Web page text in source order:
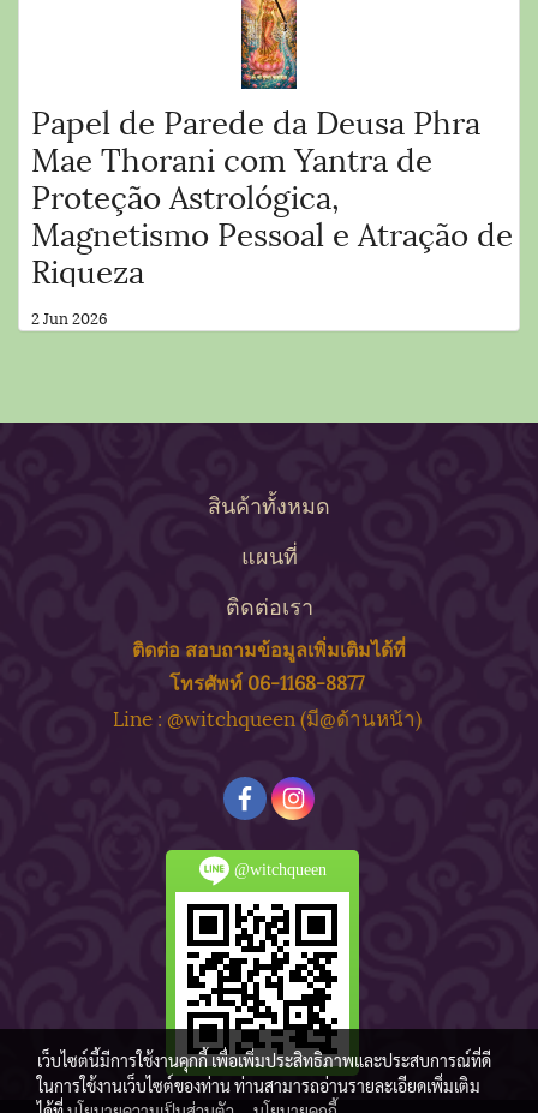
Papel de Parede da Deusa Phra
Mae Thorani com Yantra de
Proteção Astrológica,
Magnetismo Pessoal e Atração de
Riqueza
2 Jun 2026
สินค้าทั้งหมด
แผนที่
ติดต่อเรา
ติดต่อ สอบถามข้อมูลเพิ่มเติมได้ที่
โทรศัพท์ 06-1168-8877
Line : @witchqueen (มี@ด้านหน้า)
@witchqueen
เว็บไซต์นี้มีการใช้งานคุกกี้ เพื่อเพิ่มประสิทธิภาพและประสบการณ์ที่ดี
ในการใช้งานเว็บไซต์ของท่าน ท่านสามารถอ่านรายละเอียดเพิ่มเติม